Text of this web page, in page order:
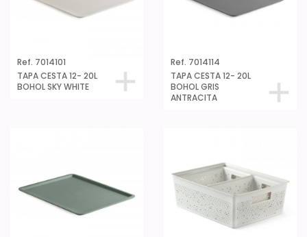
Ref. 7014101
TAPA CESTA 12- 20L
BOHOL SKY WHITE
Ref. 7014114
TAPA CESTA 12- 20L
BOHOL GRIS
ANTRACITA